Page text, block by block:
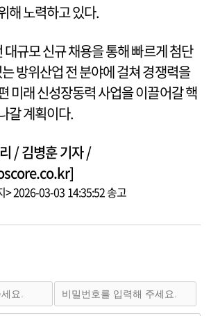
해 노력하고 있다.
규모 신규 채용을 통해 빠르게 첨단
방위산업 전 분야에 걸쳐 경쟁력을
미래 신성장동력 사업을 이끌어갈 핵
갈 계획이다.
/ 김병훈 기자 /
> 2026-03-03 14:35:52 송고